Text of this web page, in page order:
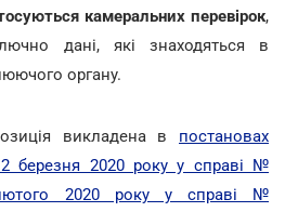
камеральних перевірок,
дані, які знаходяться в
органу.
викладена в постановах
березня 2020 року у справі №
2020 року у справі №